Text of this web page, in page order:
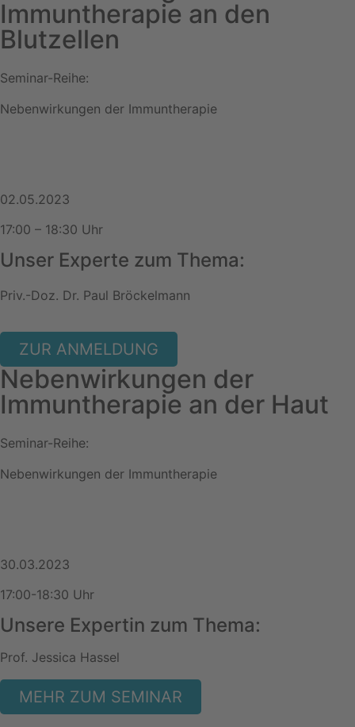
Immuntherapie an den
Blutzellen
Seminar-Reihe:
Nebenwirkungen der Immuntherapie
02.05.2023
17:00 – 18:30 Uhr
Unser Experte zum Thema:
Priv.-Doz. Dr. Paul Bröckelmann
ZUR ANMELDUNG
Nebenwirkungen der
Immuntherapie an der Haut
Seminar-Reihe:
Nebenwirkungen der Immuntherapie
30.03.2023
17:00-18:30 Uhr
Unsere Expertin zum Thema:
Prof. Jessica Hassel
MEHR ZUM SEMINAR